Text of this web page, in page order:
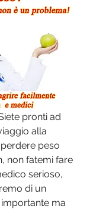
pronti ad
alla
peso
non fatemi fare
serioso,
di un
ma